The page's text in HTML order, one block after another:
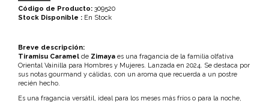
Código de Producto: 309520
Stock Disponible : En Stock
Breve descripción:
Tiramisu Caramel de Zimaya es una fragancia de la familia olfativa
Oriental Vainilla para Hombres y Mujeres. Lanzada en 2024. Se destaca por
sus notas gourmand y cálidas, con un aroma que recuerda a un postre
recién hecho.
Es una fragancia versátil, ideal para los meses más fríos o para la noche,